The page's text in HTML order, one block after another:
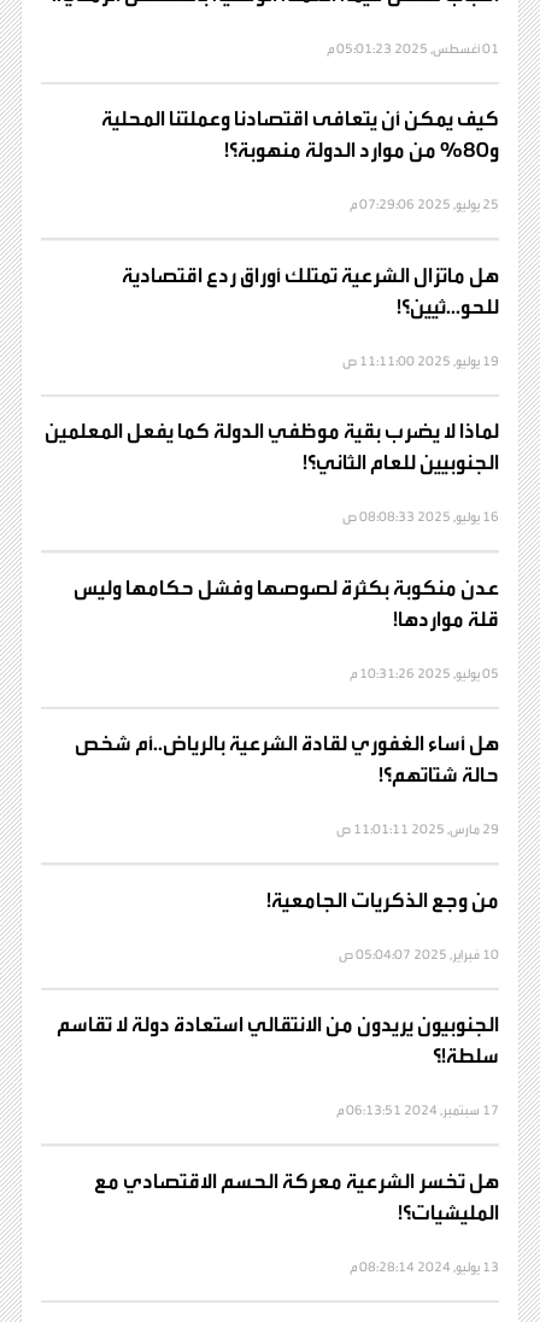
01 أغسطس, 2025 05:01:23 م
كيف يمكن أن يتعافى اقتصادنا وعملتنا المحلية
و80% من موارد الدولة منهوبة؟!
25 يوليو, 2025 07:29:06 م
هل ماتزال الشرعية تمتلك أوراق ردع اقتصادية
للحو...ثيين؟!
19 يوليو, 2025 11:11:00 ص
لماذا لا يضرب بقية موظفي الدولة كما يفعل المعلمين
الجنوبيين للعام الثاني؟!
16 يوليو, 2025 08:08:33 ص
عدن منكوبة بكثرة لصوصها وفشل حكامها وليس
قلة مواردها!
05 يوليو, 2025 10:31:26 م
هل أساء الغفوري لقادة الشرعية بالرياض..أم شخص
حالة شتاتهم؟!
29 مارس, 2025 11:01:11 ص
من وجع الذكريات الجامعية!
10 فبراير, 2025 05:04:07 ص
الجنوبيون يريدون من الانتقالي استعادة دولة لا تقاسم
سلطة!؟
17 سبتمبر, 2024 06:13:51 م
هل تخسر الشرعية معركة الحسم الاقتصادي مع
المليشيات؟!
13 يوليو, 2024 08:28:14 م